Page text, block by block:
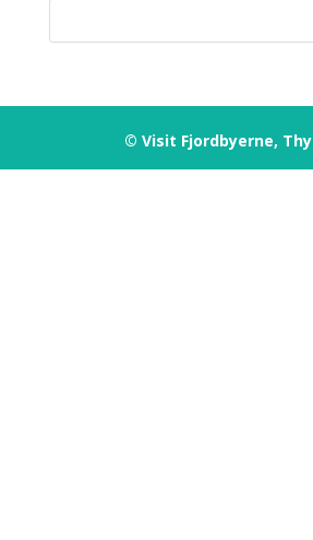
© Visit Fjordbyerne,